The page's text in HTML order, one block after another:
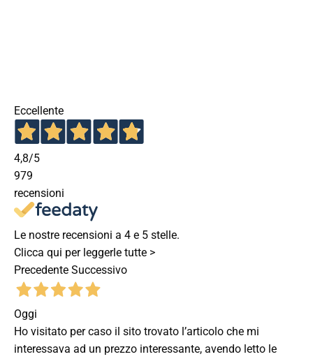
Eccellente
4,8/5
979
recensioni
Le nostre recensioni a 4 e 5 stelle.
Clicca qui per leggerle tutte >
Precedente Successivo
Oggi
Ho visitato per caso il sito trovato l’articolo che mi
interessava ad un prezzo interessante, avendo letto le